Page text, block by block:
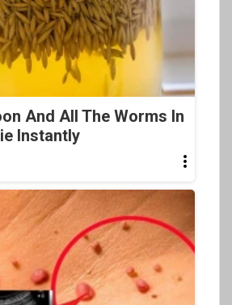
And All The Worms In
Instantly